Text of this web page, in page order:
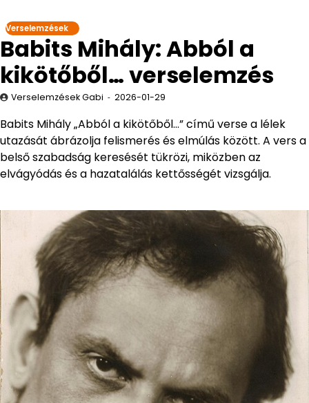
Verselemzések
Babits Mihály: Abból a
kikötőből… verselemzés
Verselemzések Gabi 2026-01-29
Babits Mihály „Abból a kikötőből…” című verse a lélek
utazását ábrázolja felismerés és elmúlás között. A vers a
belső szabadság keresését tükrözi, miközben az
elvágyódás és a hazatalálás kettősségét vizsgálja.